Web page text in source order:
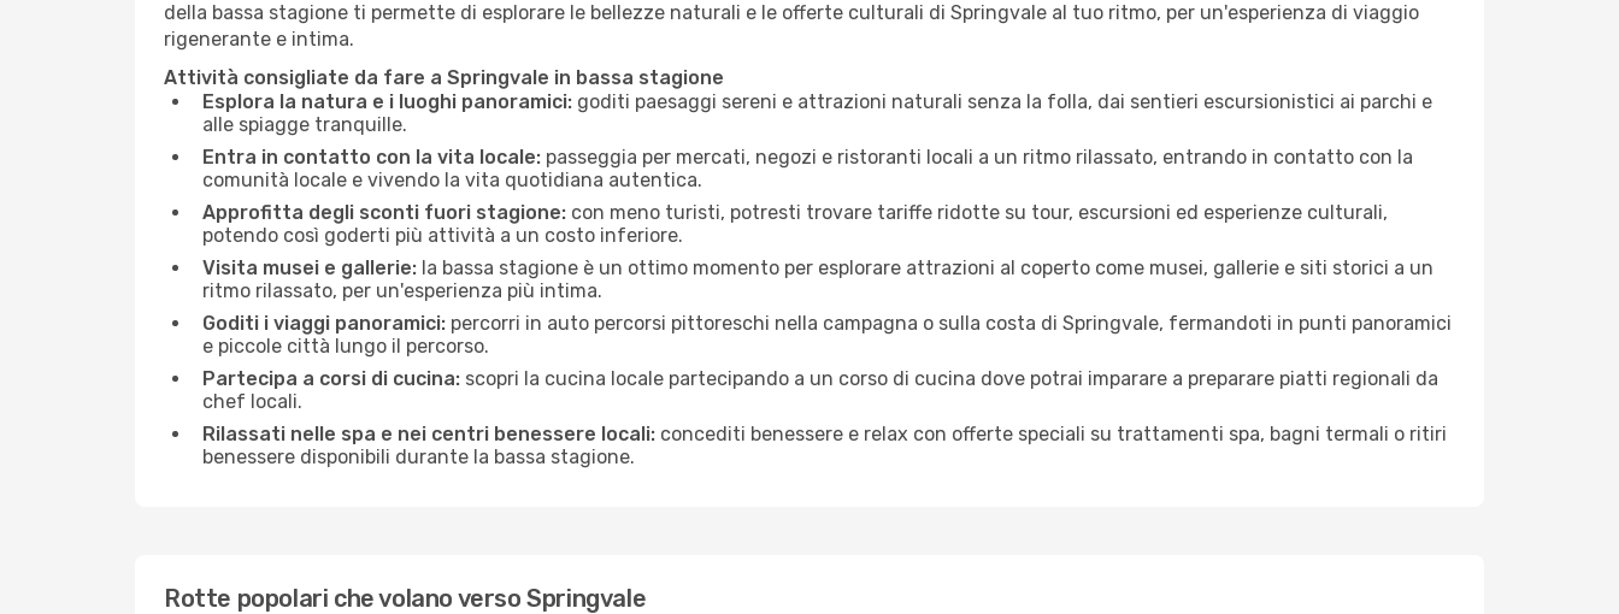
della bassa stagione ti permette di esplorare le bellezze naturali e le offerte culturali di Springvale al tuo ritmo, per un'esperienza di viaggio
rigenerante e intima.
Attività consigliate da fare a Springvale in bassa stagione
Esplora la natura e i luoghi panoramici: goditi paesaggi sereni e attrazioni naturali senza la folla, dai sentieri escursionistici ai parchi e
alle spiagge tranquille.
Entra in contatto con la vita locale: passeggia per mercati, negozi e ristoranti locali a un ritmo rilassato, entrando in contatto con la
comunità locale e vivendo la vita quotidiana autentica.
Approfitta degli sconti fuori stagione: con meno turisti, potresti trovare tariffe ridotte su tour, escursioni ed esperienze culturali,
potendo così goderti più attività a un costo inferiore.
Visita musei e gallerie: la bassa stagione è un ottimo momento per esplorare attrazioni al coperto come musei, gallerie e siti storici a un
ritmo rilassato, per un'esperienza più intima.
Goditi i viaggi panoramici: percorri in auto percorsi pittoreschi nella campagna o sulla costa di Springvale, fermandoti in ​​punti panoramici
e piccole città lungo il percorso.
Partecipa a corsi di cucina: scopri la cucina locale partecipando a un corso di cucina dove potrai imparare a preparare piatti regionali da
chef locali.
Rilassati nelle spa e nei centri benessere locali: concediti benessere e relax con offerte speciali su trattamenti spa, bagni termali o ritiri
benessere disponibili durante la bassa stagione.
Rotte popolari che volano verso Springvale